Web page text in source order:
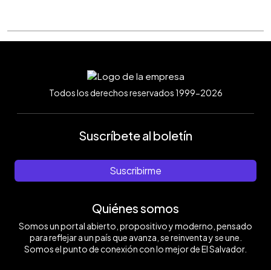
Todos los derechos reservados 1999-2026
Suscríbete al boletín
Suscribirme
Quiénes somos
Somos un portal abierto, propositivo y moderno, pensado
para reflejar a un país que avanza, se reinventa y se une.
Somos el punto de conexión con lo mejor de El Salvador.